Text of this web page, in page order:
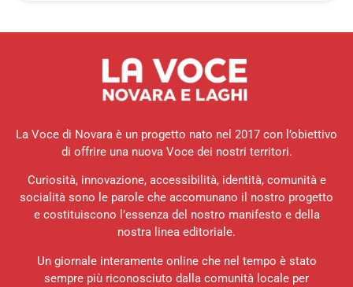
La Voce di Novara è un progetto nato nel 2017 con l’obiettivo
di offrire una nuova Voce dei nostri territori.
Curiosità, innovazione, accessibilità, identità, comunità e
socialità sono le parole che accomunano il nostro progetto
e costituiscono l’essenza del nostro manifesto e della
nostra linea editoriale.
Un giornale interamente online che nel tempo è stato
sempre più riconosciuto dalla comunità locale per